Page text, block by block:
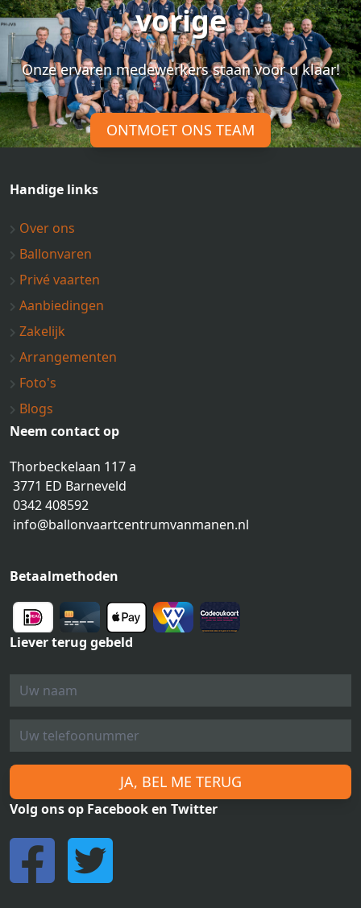
vorige
Onze ervaren medewerkers staan voor u klaar!
ONTMOET ONS TEAM
Handige links
Over ons
Ballonvaren
Privé vaarten
Aanbiedingen
Zakelijk
Arrangementen
Foto's
Blogs
Neem contact op
Thorbeckelaan 117 a
3771 ED Barneveld
0342 408592
info@ballonvaartcentrumvanmanen.nl
Betaalmethoden
Liever terug gebeld
JA, BEL ME TERUG
Volg ons op Facebook en Twitter